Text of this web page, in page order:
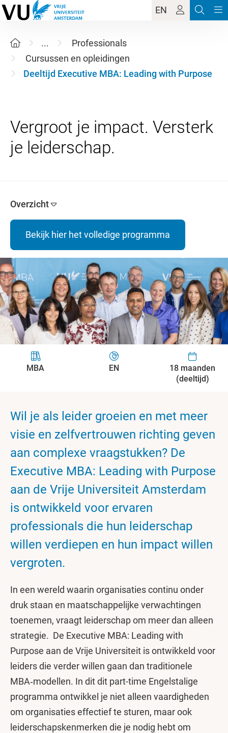
EN
...
Professionals
Cursussen en opleidingen
Deeltijd Executive MBA: Leading with Purpose
Vergroot je impact. Versterk
Overzicht
Bekijk hier het volledige programma
MBA EN
18 maanden
(deeltijd)
Wil je als leider groeien en met meer
visie en zelfvertrouwen richting geven
aan complexe vraagstukken? De
Executive MBA: Leading with Purpose
aan de Vrije Universiteit Amsterdam
is ontwikkeld voor ervaren
professionals die hun leiderschap
willen verdiepen en hun impact willen
vergroten.
In een wereld waarin organisaties continu onder
druk staan en maatschappelijke verwachtingen
toenemen, vraagt leiderschap om meer dan alleen
strategie. De Executive MBA: Leading with
Purpose aan de Vrije Universiteit is ontwikkeld voor
leiders die verder willen gaan dan traditionele
MBA‑modellen. In dit dit part-time Engelstalige
programma ontwikkel je niet alleen vaardigheden
om organisaties effectief te sturen, maar ook
leiderschapskenmerken die je nodig hebt om